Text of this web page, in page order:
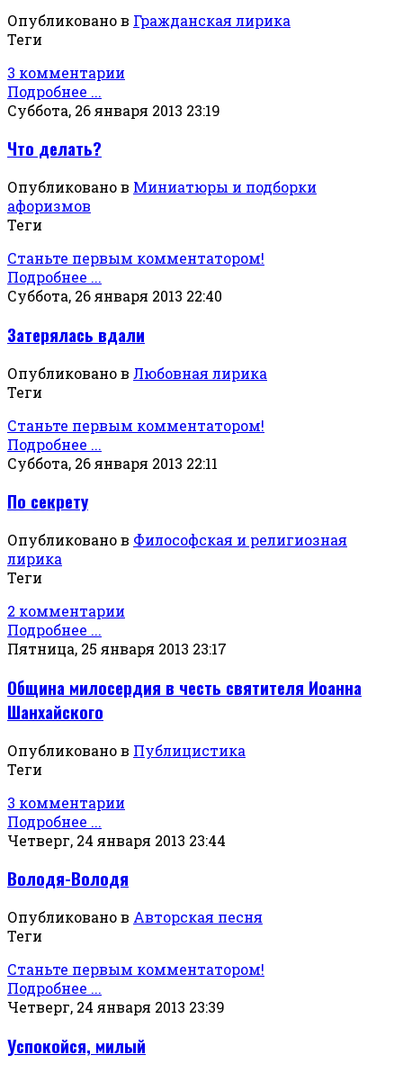
Опубликовано в Гражданская лирика
Теги
3 комментарии
Подробнее ...
Суббота, 26 января 2013 23:19
Что делать?
Опубликовано в Миниатюры и подборки
афоризмов
Теги
Станьте первым комментатором!
Подробнее ...
Суббота, 26 января 2013 22:40
Затерялась вдали
Опубликовано в Любовная лирика
Теги
Станьте первым комментатором!
Подробнее ...
Суббота, 26 января 2013 22:11
По секрету
Опубликовано в Философская и религиозная
лирика
Теги
2 комментарии
Подробнее ...
Пятница, 25 января 2013 23:17
Община милосердия в честь святителя Иоанна
Шанхайского
Опубликовано в Публицистика
Теги
3 комментарии
Подробнее ...
Четверг, 24 января 2013 23:44
Володя-Володя
Опубликовано в Авторская песня
Теги
Станьте первым комментатором!
Подробнее ...
Четверг, 24 января 2013 23:39
Успокойся, милый